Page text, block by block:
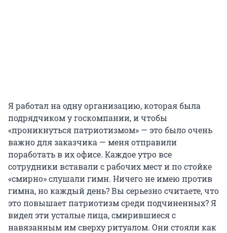
Я работал на одну организацию, которая была
подрядчиком у госкомпании, и чтобы
«проникнуться патриотизмом» — это было очень
важно для заказчика — меня отправили
поработать в их офисе. Каждое утро все
сотрудники вставали с рабочих мест и по стойке
«смирно» слушали гимн. Ничего не имею против
гимна, но каждый день? Вы серьезно считаете, что
это повышает патриотизм среди подчиненных? Я
видел эти усталые лица, смирившиеся с
навязанным им сверху ритуалом. Они стояли как